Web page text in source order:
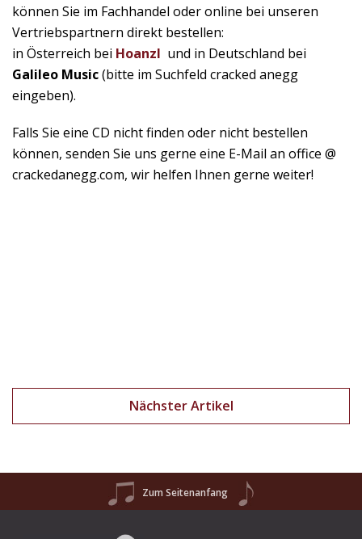
können Sie im Fachhandel oder online bei unseren
Vertriebspartnern direkt bestellen:
in Österreich bei Hoanzl und in Deutschland bei
Galileo Music(bitte im Suchfeld cracked anegg
eingeben).
Falls Sie eine CD nicht finden oder nicht bestellen
können, senden Sie uns gerne eine E-Mail an office @
crackedanegg.com, wir helfen Ihnen gerne weiter!
Nächster Artikel
Zum Seitenanfang